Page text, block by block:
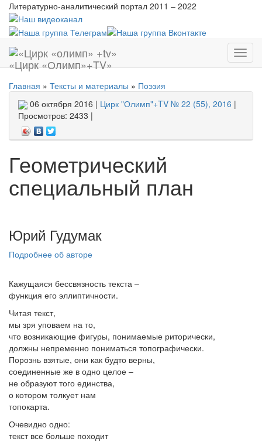
Литературно-аналитический портал 2011 – 2022
меню
«Цирк «Олимп»+TV»
Главная » Тексты и материалы » Поэзия
06 октября 2016 | Цирк "Олимп"+TV № 22 (55), 2016 |
Просмотров: 2433 |
Геометрический
специальный план
Юрий Гудумак
Подробнее об авторе
Кажущаяся бессвязность текста –
функция его эллиптичности.
Читая текст,
мы зря уповаем на то,
что возникающие фигуры, понимаемые риторически,
должны непременно пониматься топографически.
Порознь взятые, они как будто верны,
соединенные же в одно целое –
не образуют того единства,
о котором толкует нам
топокарта.
Очевидно одно:
текст все больше походит